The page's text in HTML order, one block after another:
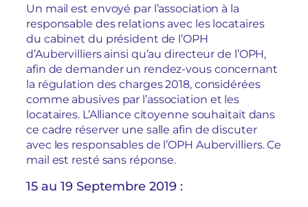
Un mail est envoyé par l’association à la
responsable des relations avec les locataires
du cabinet du président de l’OPH
d’Aubervilliers ainsi qu’au directeur de l’OPH,
afin de demander un rendez-vous concernant
la régulation des charges 2018, considérées
comme abusives par l’association et les
locataires. L’Alliance citoyenne souhaitait dans
ce cadre réserver une salle afin de discuter
avec les responsables de l’OPH Aubervilliers. Ce
mail est resté sans réponse.
15 au 19 Septembre 2019 :